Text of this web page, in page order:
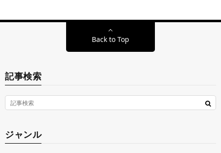
Back to Top
記事検索
ジャンル